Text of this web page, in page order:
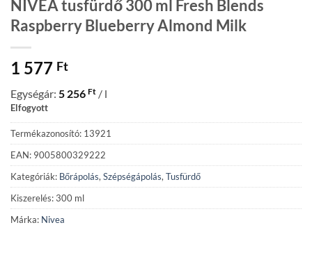
NIVEA tusfürdő 300 ml Fresh Blends
Raspberry Blueberry Almond Milk
1 577 Ft
Egységár: 5 256 Ft / l
Elfogyott
Termékazonosító: 13921
EAN: 9005800329222
Kategóriák: Bőrápolás, Szépségápolás, Tusfürdő
Kiszerelés: 300 ml
Márka: Nivea